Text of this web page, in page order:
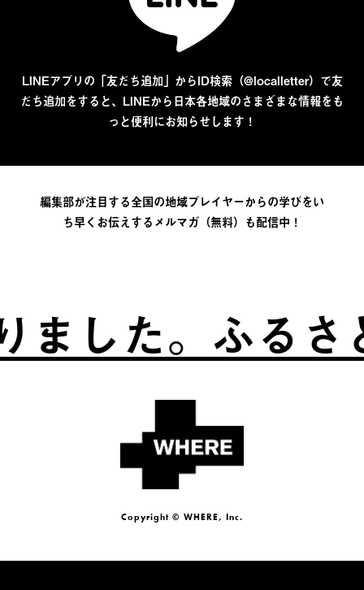
LINEアプリの「友だち追加」からID検索（@localletter）で友
だち追加をすると、LINEから日本各地域のさまざまな情報をも
っと便利にお知らせします！
編集部が注目する全国の地域プレイヤーからの学びをい
ち早くお伝えするメルマガ（無料）も配信中！
。ふるさとは
Copyright © WHERE, Inc.